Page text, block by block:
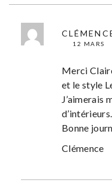
12 MARS
Merci
et le style
J’aimerais
d’intérieurs.
Bonne
Clémence